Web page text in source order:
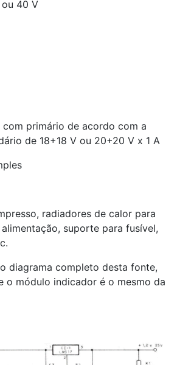
40 V
com primário de acordo com a
de 18+18 V ou 20+20 V x 1 A
radiadores de calor para
suporte para fusível,
diagrama completo desta fonte,
o módulo indicador é o mesmo da